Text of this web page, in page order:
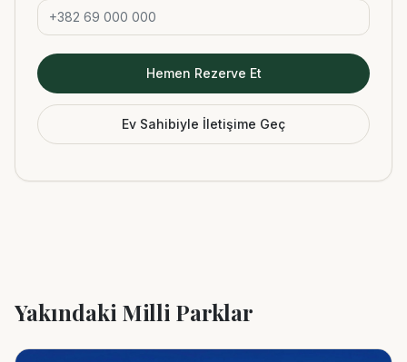
Hemen Rezerve Et
Ev Sahibiyle İletişime Geç
Yakındaki Milli Parklar